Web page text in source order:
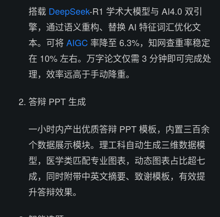
搭载 DeepSeek-R1 学术大模型与 AI4.0 双引
擎，通过语义重构、替换 AI 特征词汇优化文
本。可将 AIGC 率降至 6.3%，知网查重率稳定
在 10% 左右。万字论文仅需 3 分钟即可完成处
理，效率远高于手动降重。
答辩 PPT 生成
一小时内产出优质答辩 PPT 模板，内置三百余
个数据展示模块。理工科自动生成三维数据模
型，医学类匹配专业图表，动态图表占比超七
成，同时附带中英文摘要、致谢模板，有效提
升答辩效果。